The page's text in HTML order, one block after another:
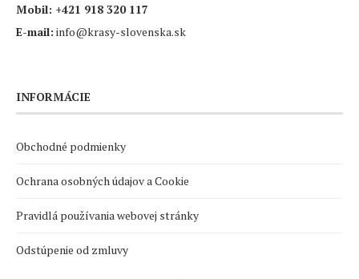
Mobil: +421 918 320 117
E-mail: info@krasy-slovenska.sk
INFORMÁCIE
Obchodné podmienky
Ochrana osobných údajov a Cookie
Pravidlá používania webovej stránky
Odstúpenie od zmluvy